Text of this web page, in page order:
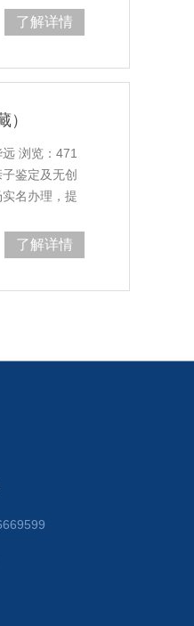
了解详情
）
浏览：471
鉴定及无创
名办理，提
了解详情